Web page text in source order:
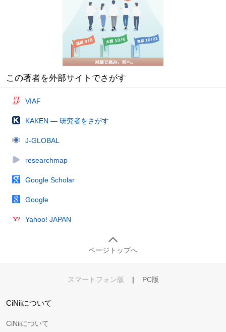
この著者を外部サイトでさがす
VIAF
KAKEN — 研究者をさがす
J-GLOBAL
researchmap
Google Scholar
Google
Yahoo! JAPAN
ページトップへ
スマートフォン版 | PC版
CiNiiについて
CiNiiについて